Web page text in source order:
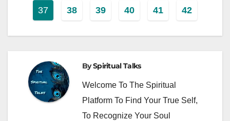
37 38 39 40 41 42
BySpiritual Talks
Welcome To The Spiritual
Platform To Find Your True Self,
To Recognize Your Soul